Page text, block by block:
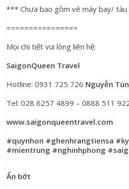
*** Chưa bao gồm vé máy bay/
================
Mọi chi tiết vui lòng liên hệ:
SaigonQueen Travel
Hotline: 0931 725 726 Nguyễn
Tel: 028 6257 4899 – 0888 511
www.saigonqueentravel.com
#quynhon #ghenhrangtiensa
#mientrung #nghinhphong
Ẩn bớt